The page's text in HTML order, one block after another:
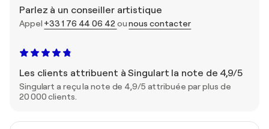
Parlez à un conseiller artistique
Appel +33 1 76 44 06 42 ounous contacter
Les clients attribuent à Singulart la note de 4,9/5
Singulart a reçu la note de 4,9/5 attribuée par plus de
20 000 clients.